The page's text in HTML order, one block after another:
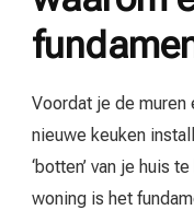
Voordat je de
nieuwe keuken
‘botten’ van je huis
woning is het